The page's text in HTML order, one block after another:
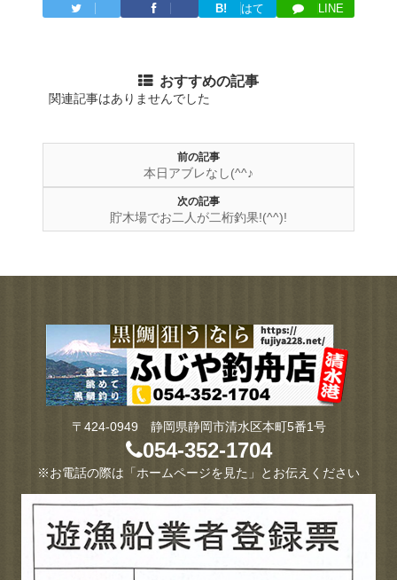
B!
はて
LINE
おすすめの記事
関連記事はありませんでした
前の記事
本日アブレなし(^^♪
次の記事
貯木場でお二人が二桁釣果!(^^)!
〒424-0949 静岡県静岡市清水区本町5番1号
054-352-1704
※お電話の際は「ホームページを見た」とお伝えください